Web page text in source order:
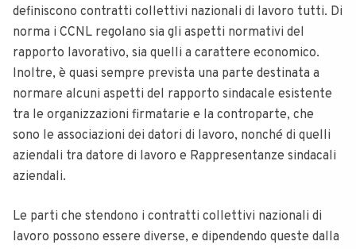
definiscono contratti collettivi nazionali di lavoro tutti. Di
norma i CCNL regolano sia gli aspetti normativi del
rapporto lavorativo, sia quelli a carattere economico.
Inoltre, è quasi sempre prevista una parte destinata a
normare alcuni aspetti del rapporto sindacale esistente
tra le organizzazioni firmatarie e la controparte, che
sono le associazioni dei datori di lavoro, nonché di quelli
aziendali tra datore di lavoro e Rappresentanze sindacali
aziendali.
Le parti che stendono i contratti collettivi nazionali di
lavoro possono essere diverse, e dipendendo queste dalla